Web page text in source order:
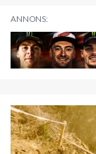
ANNONS: